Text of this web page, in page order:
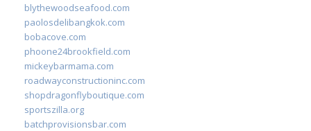
blythewoodseafood.com
paolosdelibangkok.com
bobacove.com
phoone24brookfield.com
mickeybarmama.com
roadwayconstructioninc.com
shopdragonflyboutique.com
sportszilla.org
batchprovisionsbar.com